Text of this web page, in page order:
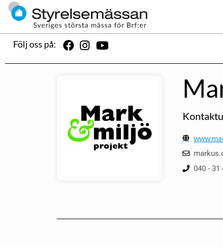
Följ oss på:
040 - 31